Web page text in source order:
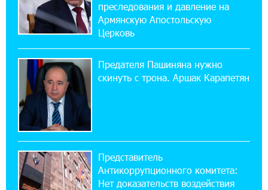
11:21:15 31-07-2026
ЕАЭС со временем будет расширяться. Когда-
нибудь это поймёт и рядовой армянин, но
11:03:52 31-07-2026
Если Израиль использует тему Геноцида
армян против Эрдогана, то что для него
значит сам Геноцид?
ВТБ (Армения): вклад «Стабильный» — до
10% годовых и оформление в мобильном
приложении
преследования и давление на
Армянскую Апостольскую
Церковь
Предателя Пашиняна нужно
скинуть с трона. Аршак Карапетян
Представитель
Антикоррупционного комитета:
Нет доказательств воздействия